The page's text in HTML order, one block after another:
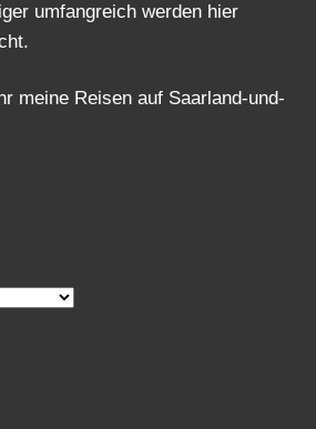
umfangreich werden hier
meine Reisen auf Saarland-und-